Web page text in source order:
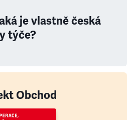
je vlastně česká
týče?
Obchod